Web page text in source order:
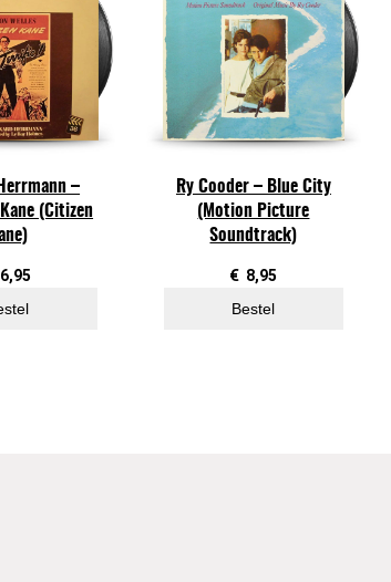
‎–
(Citizen
6,95
Ry Cooder – Blue City
(Motion Picture
Soundtrack)
€ 8,95
Bestel